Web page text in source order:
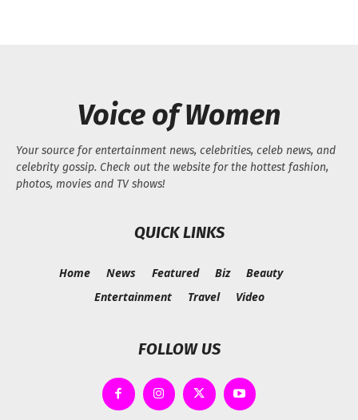
Voice of Women
Your source for entertainment news, celebrities, celeb news, and
celebrity gossip. Check out the website for the hottest fashion,
photos, movies and TV shows!
QUICK LINKS
Home News Featured Biz
Beauty
Entertainment
Travel Video
FOLLOW US